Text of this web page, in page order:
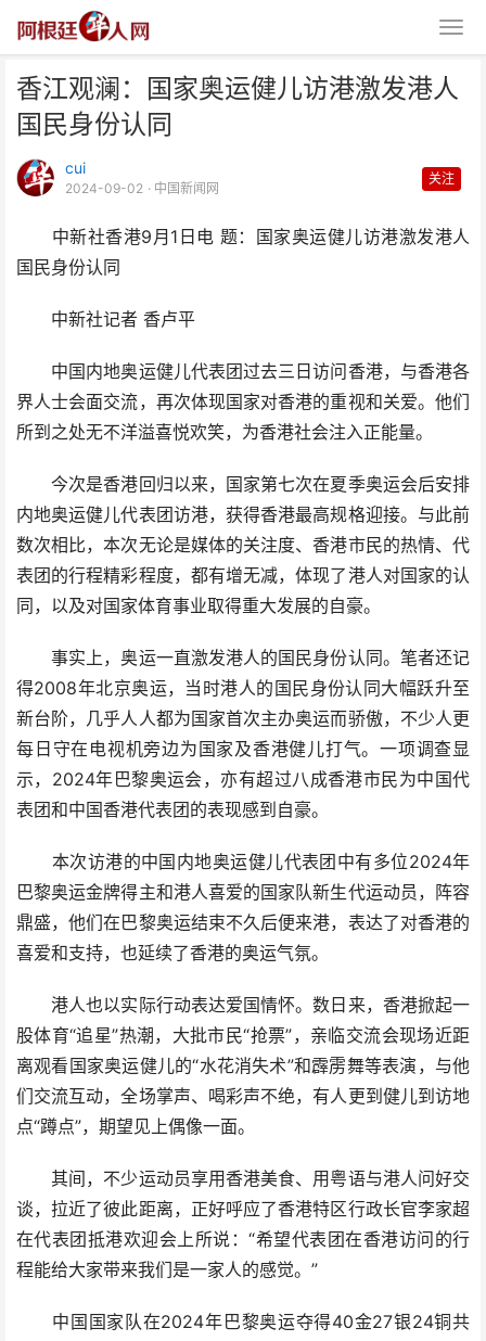
香江观澜：国家奥运健儿访港激发港人
国民身份认同
cui
2024-09-02 · 中国新闻网
关注
中新社香港9月1日电 题：国家奥运健儿访港激发港人
国民身份认同
中新社记者 香卢平
中国内地奥运健儿代表团过去三日访问香港，与香港各
界人士会面交流，再次体现国家对香港的重视和关爱。他们
所到之处无不洋溢喜悦欢笑，为香港社会注入正能量。
今次是香港回归以来，国家第七次在夏季奥运会后安排
内地奥运健儿代表团访港，获得香港最高规格迎接。与此前
数次相比，本次无论是媒体的关注度、香港市民的热情、代
表团的行程精彩程度，都有增无减，体现了港人对国家的认
同，以及对国家体育事业取得重大发展的自豪。
事实上，奥运一直激发港人的国民身份认同。笔者还记
得2008年北京奥运，当时港人的国民身份认同大幅跃升至
新台阶，几乎人人都为国家首次主办奥运而骄傲，不少人更
每日守在电视机旁边为国家及香港健儿打气。一项调查显
示，2024年巴黎奥运会，亦有超过八成香港市民为中国代
表团和中国香港代表团的表现感到自豪。
本次访港的中国内地奥运健儿代表团中有多位2024年
巴黎奥运金牌得主和港人喜爱的国家队新生代运动员，阵容
鼎盛，他们在巴黎奥运结束不久后便来港，表达了对香港的
喜爱和支持，也延续了香港的奥运气氛。
港人也以实际行动表达爱国情怀。数日来，香港掀起一
股体育“追星”热潮，大批市民“抢票”，亲临交流会现场近距
离观看国家奥运健儿的“水花消失术”和霹雳舞等表演，与他
们交流互动，全场掌声、喝彩声不绝，有人更到健儿到访地
点“蹲点”，期望见上偶像一面。
其间，不少运动员享用香港美食、用粤语与港人问好交
谈，拉近了彼此距离，正好呼应了香港特区行政长官李家超
在代表团抵港欢迎会上所说：“希望代表团在香港访问的行
程能给大家带来我们是一家人的感觉。”
中国国家队在2024年巴黎奥运夺得40金27银24铜共
香江观澜：国家奥运健儿访港激发